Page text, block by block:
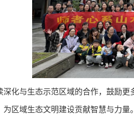
深化与生态示范区域的合作，鼓励
为区域生态文明建设贡献智慧与力量。